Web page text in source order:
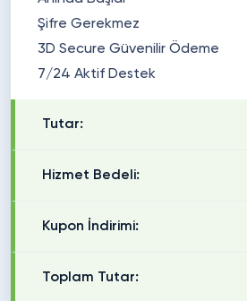
Şifre Gerekmez
3D Secure Güvenilir Ödeme
7/24 Aktif Destek
Tutar:
Hizmet Bedeli:
Kupon İndirimi:
Toplam Tutar: